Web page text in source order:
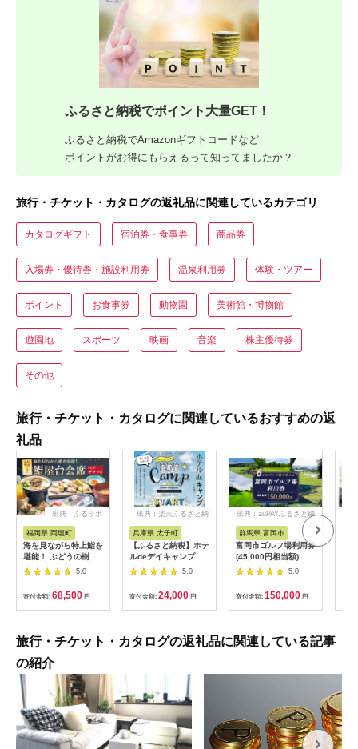
ふるさと納税でポイント大量GET！
ふるさと納税でAmazonギフトコードなど
ポイントがお得にもらえるって知ってましたか？
旅行・チケット・カタログの返礼品に関連しているカテゴリ
カタログギフト 宿泊券・食事券 商品券
入場券・優待券・施設利用券 温泉利用券 体験・ツアー
ポイント お食事券 動物園 美術館・博物館
遊園地 スポーツ 映画 音楽 株主優待券
その他
旅行・チケット・カタログに関連しているおすすめの返
礼品
出典：ふるラボ
福岡県 岡垣町
海を見ながら特上鮨を
堪能！ ぶどうの樹 鮨
屋台ペア お食事券 海
鮮 海 屋台 食事 ペア
福岡県 岡垣町
5.0
寄付金額: 68,500 円
出典：楽天ふるさと納
税
兵庫県 太子町
【ふるさと納税】ホテ
ルdeデイキャンプ体
験チケット
【1364991】
5.0
寄付金額: 24,000 円
出典：auPAYふるさと納
群馬県 富岡市
富岡市ゴルフ場利用券
(45,000円相当額) ゴ
ルフ チケット 平日 土
日 祝日 プレー券 関東
群馬県 首都圏 F20E-
382
5.0
寄付金額: 150,000 円
旅行・チケット・カタログの返礼品に関連している記事
の紹介